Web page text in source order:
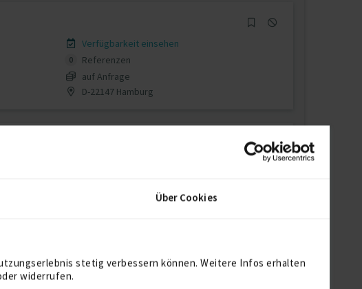
Über Cookies
stetig verbessern können. Weitere Infos erhalten
widerrufen.
Verfügbarkeit einsehen
0
Referenzen
auf Anfrage
D-22147 Hamburg